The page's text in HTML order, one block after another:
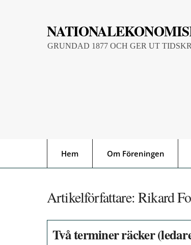
GRUNDAD 1877 OCH GER UT
Hem Om Föreningen
Artikelförfattare:Rikard
Två terminer räcker